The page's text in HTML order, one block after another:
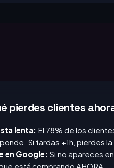
pierdes clientes
lenta:El 78% de los